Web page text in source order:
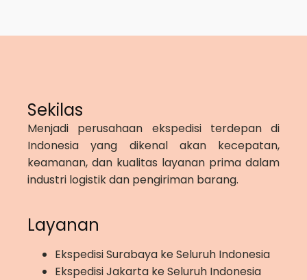
Sekilas
Menjadi perusahaan ekspedisi terdepan di
Indonesia yang dikenal akan kecepatan,
keamanan, dan kualitas layanan prima dalam
industri logistik dan pengiriman barang.
Layanan
Ekspedisi Surabaya ke Seluruh Indonesia
Ekspedisi Jakarta ke Seluruh Indonesia